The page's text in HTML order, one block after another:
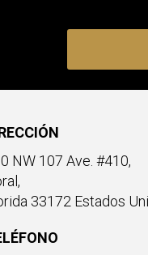
NW 107 Ave. #410,
33172 Estados